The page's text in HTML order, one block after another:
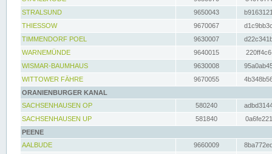
STRALSUND
9650043
THIESSOW
9670067
TIMMENDORF POEL
9630007
WARNEMÜNDE
9640015
WISMAR-BAUMHAUS
9630008
WITTOWER FÄHRE
9670055
ORANIENBURGER KANAL
SACHSENHAUSEN OP
580240
SACHSENHAUSEN UP
581840
PEENE
AALBUDE
9660009